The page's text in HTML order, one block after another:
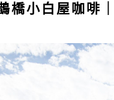
橋小白屋咖啡